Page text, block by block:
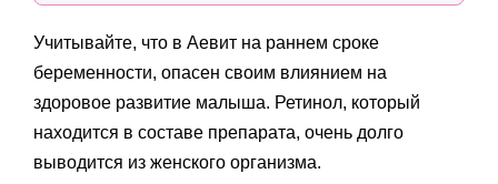
Учитывайте, что в Аевит на раннем сроке
беременности, опасен своим влиянием на
здоровое развитие малыша. Ретинол, который
находится в составе препарата, очень долго
выводится из женского организма.